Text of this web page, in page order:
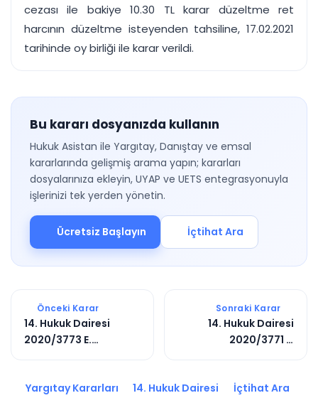
cezası ile bakiye 10.30 TL karar düzeltme ret
harcının düzeltme isteyenden tahsiline, 17.02.2021
tarihinde oy birliği ile karar verildi.
Bu kararı dosyanızda kullanın
Hukuk Asistan ile Yargıtay, Danıştay ve emsal
kararlarında gelişmiş arama yapın; kararları
dosyalarınıza ekleyin, UYAP ve UETS entegrasyonuyla
işlerinizi tek yerden yönetin.
Ücretsiz Başlayın İçtihat Ara
Önceki Karar
14. Hukuk Dairesi
2020/3773 E.
Sonraki Karar
14. Hukuk Dairesi
2020/3771 E.
Yargıtay Kararları 14. Hukuk Dairesi İçtihat Ara